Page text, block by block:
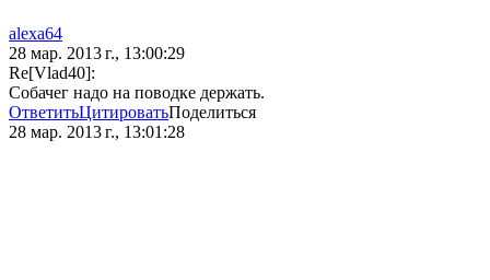
alexa64
28 мар. 2013 г., 13:00:29
Re[Vlad40]:
Собачег надо на поводке держать.
ОтветитьЦитироватьПоделиться
28 мар. 2013 г., 13:01:28